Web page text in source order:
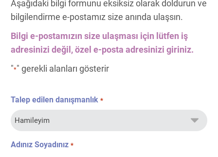
Aşağıdaki bilgi formunu eksiksiz olarak doldurun ve
bilgilendirme e-postamız size anında ulaşsın.
Bilgi e-postamızın size ulaşması için lütfen iş
adresinizi değil, özel e-posta adresinizi giriniz.
"*" gerekli alanları gösterir
Talep edilen danışmanlık *
Adınız Soyadınız *